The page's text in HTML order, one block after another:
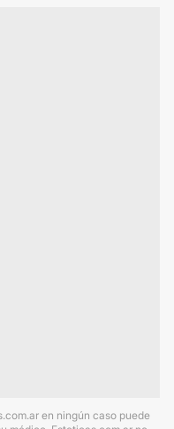
en ningún caso puede